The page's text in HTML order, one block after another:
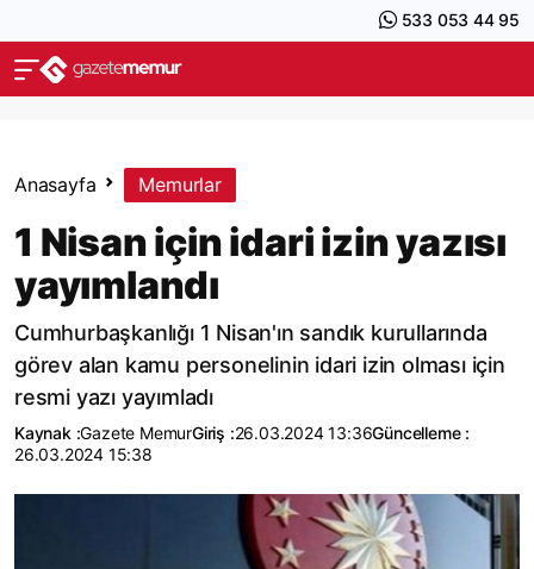
533 053 44 95
Anasayfa Memurlar
1 Nisan için idari izin yazısı
yayımlandı
Cumhurbaşkanlığı 1 Nisan'ın sandık kurullarında
görev alan kamu personelinin idari izin olması için
resmi yazı yayımladı
Kaynak :Gazete MemurGiriş :26.03.2024 13:36Güncelleme :
26.03.2024 15:38